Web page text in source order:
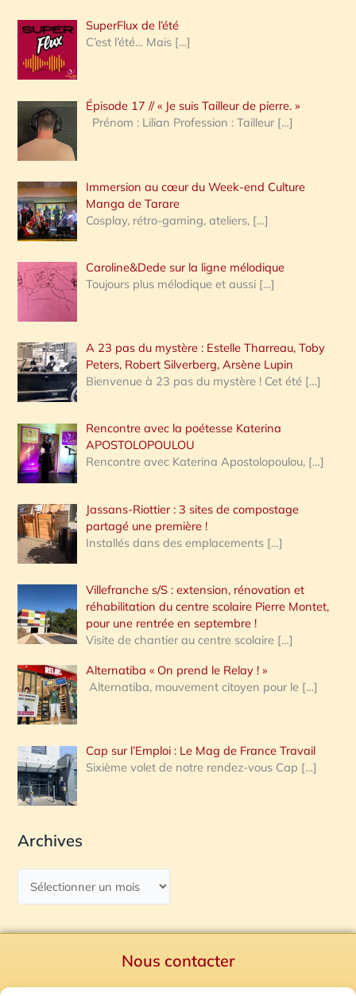
e
r
c
h
e
:
SuperFlux de l’été
C’est l’été… Mais […]
Épisode 17 // « Je suis Tailleur de pierre. »
Prénom : Lilian Profession : Tailleur […]
Immersion au cœur du Week-end Culture
Manga de Tarare
Cosplay, rétro-gaming, ateliers, […]
Caroline&Dede sur la ligne mélodique
Toujours plus mélodique et aussi […]
A 23 pas du mystère : Estelle Tharreau, Toby
Peters, Robert Silverberg, Arsène Lupin
Bienvenue à 23 pas du mystère ! Cet été […]
Rencontre avec la poétesse Katerina
APOSTOLOPOULOU
Rencontre avec Katerina Apostolopoulou, […]
Jassans-Riottier : 3 sites de compostage
partagé une première !
Installés dans des emplacements […]
Villefranche s/S : extension, rénovation et
réhabilitation du centre scolaire Pierre Montet,
pour une rentrée en septembre !
Visite de chantier au centre scolaire […]
Alternatiba « On prend le Relay ! »
Alternatiba, mouvement citoyen pour le […]
Cap sur l’Emploi : Le Mag de France Travail
Sixième volet de notre rendez-vous Cap […]
Archives
Nous contacter